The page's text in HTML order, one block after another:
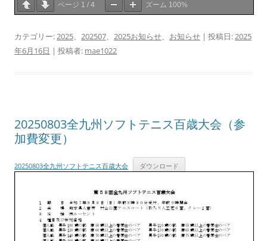
ページ 1 / 4 ズーム 100%
カテゴリー:2025、 202507、 2025お知らせ、 お知らせ | 投稿日:2025
年6月16日 | 投稿者: mae1022
20250803全九州ソフトテニス百歳大会（参
加費変更）
20250803全九州ソフトテニス百歳大会 ダウンロード